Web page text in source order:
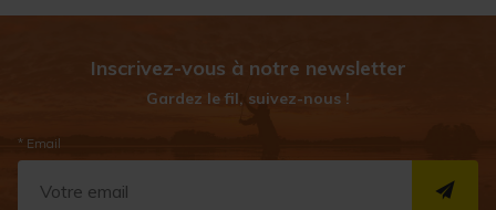
Inscrivez-vous à notre newsletter
Gardez le fil, suivez-nous !
* Email